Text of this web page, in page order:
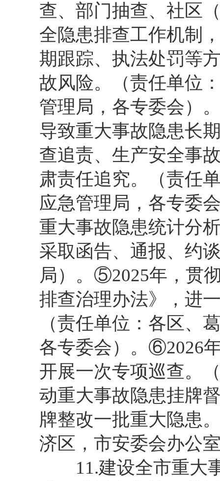
查、部门抽查、社区
全隐患排查工作机制
期跟踪、执法处罚等
故风险。（责任单位
管理局，各专委会）
导致重大事故隐患长
查追责、生产安全事
肃责任追究。（责任
应急管理局，各专委
重大事故隐患统计分
采取函告、通报、约
局）。⑤2025年，贯
排查治理办法》，进
（责任单位：各区、
各专委会）。⑥2026
开展一次专项巡查。
动重大事故隐患挂牌
牌整改一批重大隐患
济区，市安委会办公
11.建设全市重大